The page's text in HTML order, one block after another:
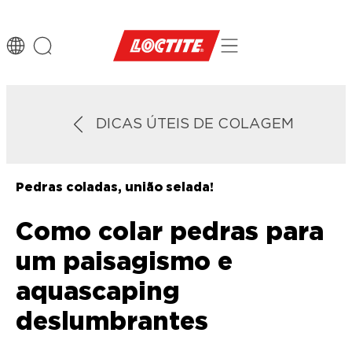
DICAS ÚTEIS DE COLAGEM
Pedras coladas, união selada!
Como colar pedras para
um paisagismo e
aquascaping
deslumbrantes